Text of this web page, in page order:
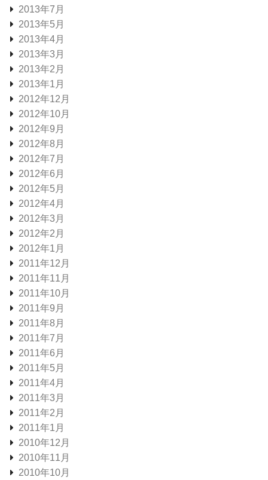
2013年7月
2013年5月
2013年4月
2013年3月
2013年2月
2013年1月
2012年12月
2012年10月
2012年9月
2012年8月
2012年7月
2012年6月
2012年5月
2012年4月
2012年3月
2012年2月
2012年1月
2011年12月
2011年11月
2011年10月
2011年9月
2011年8月
2011年7月
2011年6月
2011年5月
2011年4月
2011年3月
2011年2月
2011年1月
2010年12月
2010年11月
2010年10月